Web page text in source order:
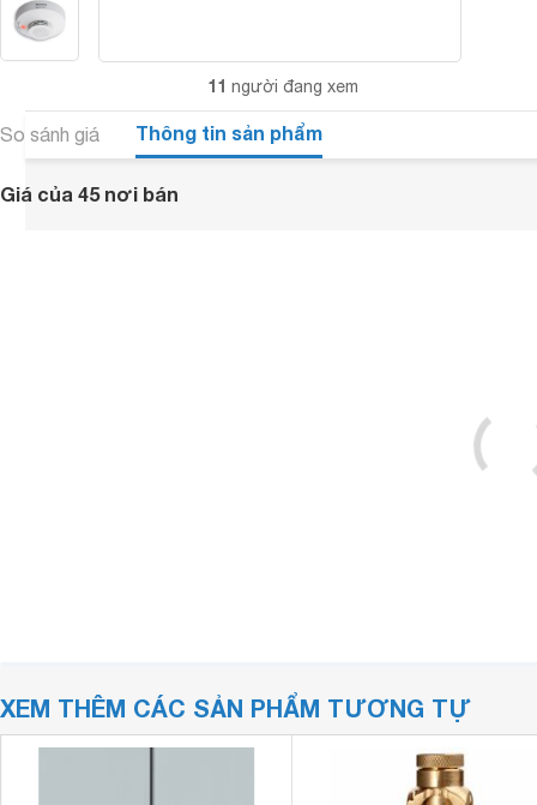
11 người đang xem
So sánh giá Thông tin sản phẩm
Giá của 45 nơi bán
XEM THÊM CÁC SẢN PHẨM TƯƠNG TỰ